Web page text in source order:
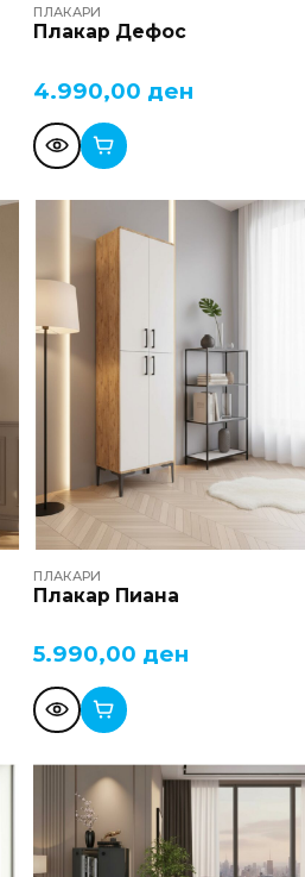
ПЛАКАРИ
Плакар Дефос
4.990,00 ден
ПЛАКАРИ
Плакар Пиана
5.990,00 ден